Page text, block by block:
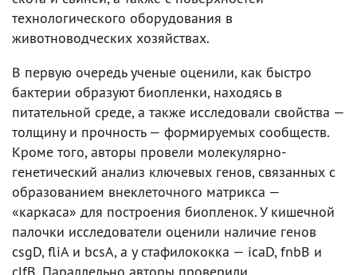
технологического оборудования в
животноводческих хозяйствах.
В первую очередь ученые оценили, как быстро
бактерии образуют биопленки, находясь в
питательной среде, а также исследовали свойства —
толщину и прочность — формируемых сообществ.
Кроме того, авторы провели молекулярно-
генетический анализ ключевых генов, связанных с
образованием внеклеточного матрикса —
«каркаса» для построения биопленок. У кишечной
палочки исследователи оценили наличие генов
csgD, fliA и bcsA, а у стафилококка — icaD, fnbB и